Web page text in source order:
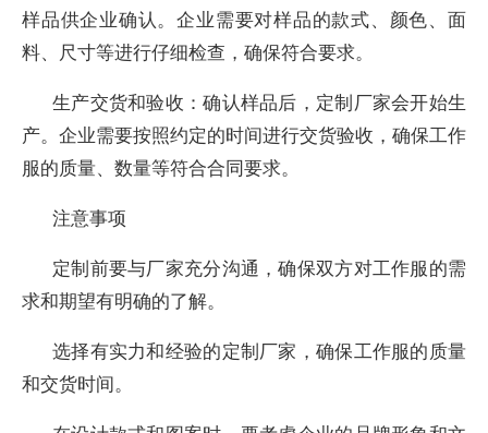
样品供企业确认。企业需要对样品的款式、颜色、面
料、尺寸等进行仔细检查，确保符合要求。
生产交货和验收：确认样品后，定制厂家会开始生
产。企业需要按照约定的时间进行交货验收，确保工作
服的质量、数量等符合合同要求。
注意事项
定制前要与厂家充分沟通，确保双方对工作服的需
求和期望有明确的了解。
选择有实力和经验的定制厂家，确保工作服的质量
和交货时间。